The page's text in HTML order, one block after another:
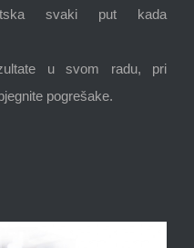
svaki put kada
u svom radu, pri
pogrešake.